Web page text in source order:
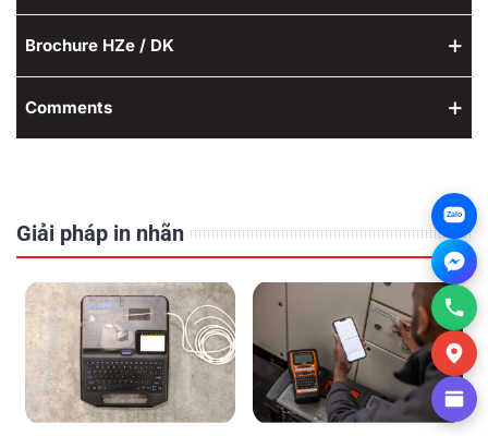
Brochure HZe / DK
Comments
Giải pháp in nhãn
Zalo